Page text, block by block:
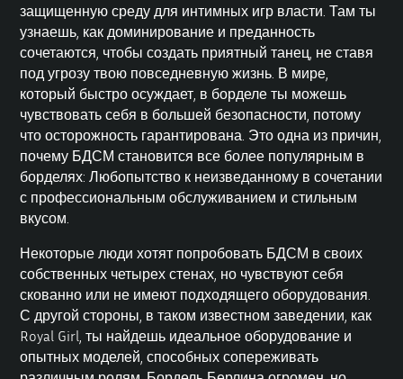
защищенную среду для интимных игр власти. Там ты
узнаешь, как доминирование и преданность
сочетаются, чтобы создать приятный танец, не ставя
под угрозу твою повседневную жизнь. В мире,
который быстро осуждает, в борделе ты можешь
чувствовать себя в большей безопасности, потому
что осторожность гарантирована. Это одна из причин,
почему БДСМ становится все более популярным в
борделях: Любопытство к неизведанному в сочетании
с профессиональным обслуживанием и стильным
вкусом.
Некоторые люди хотят попробовать БДСМ в своих
собственных четырех стенах, но чувствуют себя
скованно или не имеют подходящего оборудования.
С другой стороны, в таком известном заведении, как
Royal Girl, ты найдешь идеальное оборудование и
опытных моделей, способных сопереживать